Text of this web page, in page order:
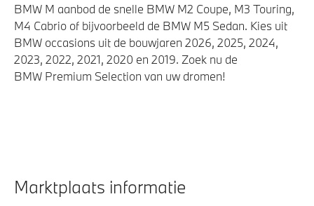
BMW M aanbod de snelle BMW M2 Coupe, M3 Touring,
M4 Cabrio of bijvoorbeeld de BMW M5 Sedan. Kies uit
BMW occasions uit de bouwjaren 2026, 2025, 2024,
2023, 2022, 2021, 2020 en 2019. Zoek nu de
BMW Premium Selection van uw dromen!
Marktplaats informatie